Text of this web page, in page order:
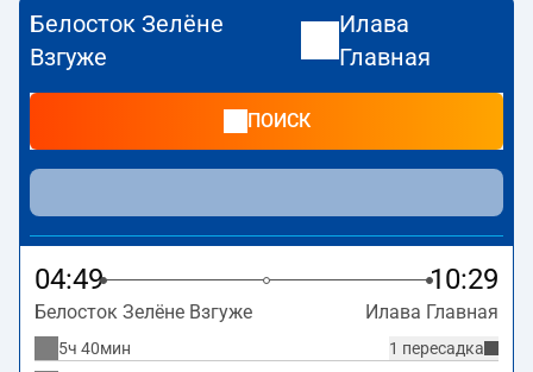
Белосток Зелёне Взгуже. Последний поезд до Илава
Зелёне Взгуже
также курсируют другие
поезда:EIP Pendolino, EIC, TLK- предлагают более
низкую цену билета и, как правило, более долгое время
в пути. Поезд заканчивает маршрут на станции Илава
Главная.
Белосток Зелёне
Взгуже
Илава
Главная
ПОИСК
04:49 10:29
Белосток Зелёне Взгуже Илава Главная
1 пересадка
5ч 40мин